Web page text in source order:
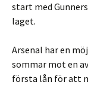
start med
laget.
Arsenal har en
sommar mot en
första lån för att